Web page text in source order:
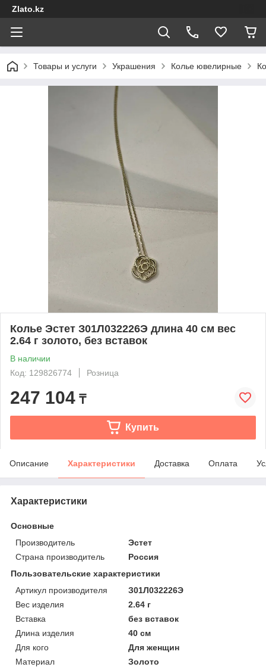
Zlato.kz
Товары и услуги Украшения Колье ювелирные
Колье Эстет З01Л032226Э длина 40 см вес
2.64 г золото, без вставок
В наличии
Код: 129826774
Розница
247 104 ₸
Купить
Описание Характеристики Доставка Оплата
Характеристики
Основные
Производитель
Эстет
Страна производитель
Россия
Пользовательские характеристики
Артикул производителя
З01Л032226Э
Вес изделия
2.64 г
Вставка
без вставок
Длина изделия
40 см
Для кого
Для женщин
Материал
Золото